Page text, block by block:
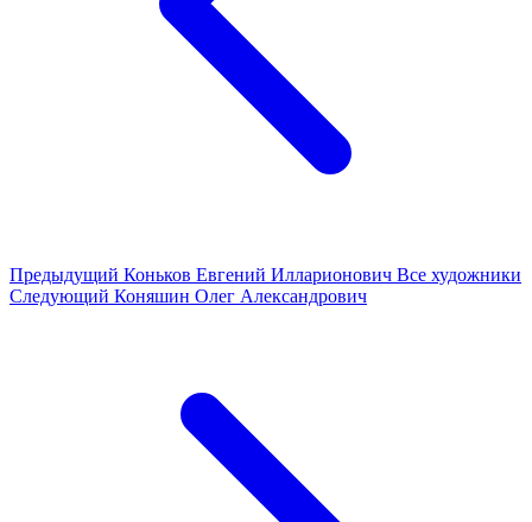
Предыдущий Коньков Евгений Илларионович Все художники
Следующий Коняшин Олег Александрович